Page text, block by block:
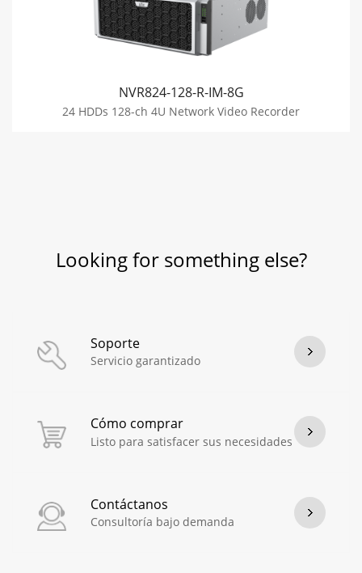
NVR824-128-R-IM-8G
24 HDDs 128-ch 4U Network Video Recorder
Looking for something else?
Soporte
Servicio garantizado
Cómo comprar
Listo para satisfacer sus necesidades
Contáctanos
Consultoría bajo demanda